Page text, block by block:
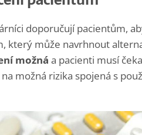
doporučují pacientům,
který může navrhnout
možná a pacienti musí
možná rizika spojená s